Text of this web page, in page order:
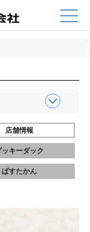
店舗情報
ッキーダック
ぱすたかん